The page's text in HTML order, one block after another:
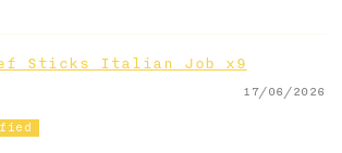
Sticks Italian Job x9
17/06/2026